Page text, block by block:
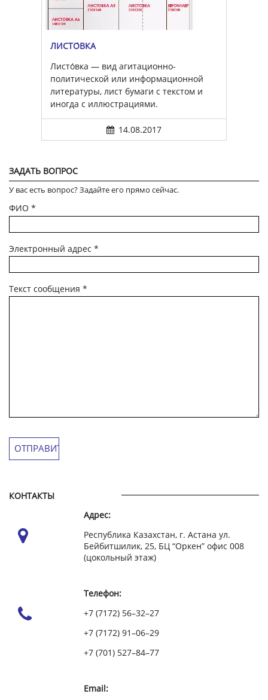
ЛИСТО́ВКА
Листо́вка — вид агитационно-
политической или информационной
литературы, лист бумаги с текстом и
иногда с иллюстрациями.
14.08.2017
ЗАДАТЬ ВОПРОС
У вас есть вопрос? Задайте его прямо сейчас.
ФИО *
Электронный адрес *
Текст сообщения *
КОНТАКТЫ
Адрес:
Республика Казахстан, г. Астана ул.
Бейбитшилик, 25, БЦ “Оркен” офис 008
(цокольный этаж)
Телефон:
+7 (7172) 56–32–27
+7 (7172) 91–06–29
+7 (701) 527–84–77
Email: